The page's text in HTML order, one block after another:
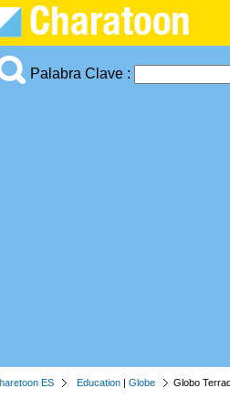
Palabra Clave :
ES Education | Globe Globo